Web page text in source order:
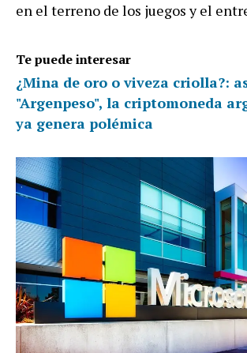
en el terreno de los juegos y el
Te puede interesar
¿Mina de oro o viveza criolla?:
"Argenpeso", la criptomoneda
ya genera polémica